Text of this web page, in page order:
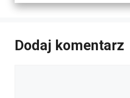
Dodaj komentarz